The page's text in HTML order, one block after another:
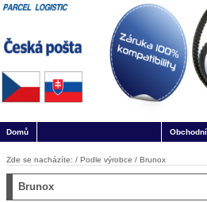
Domů
Zde se nacházíte: / Podle výrobce / Brunox
Brunox